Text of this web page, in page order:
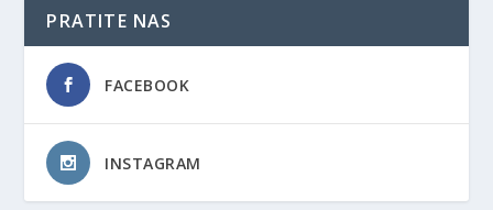
PRATITE NAS
FACEBOOK
INSTAGRAM